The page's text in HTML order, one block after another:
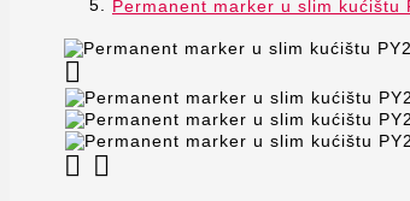
Permanent marker u slim kućištu

 